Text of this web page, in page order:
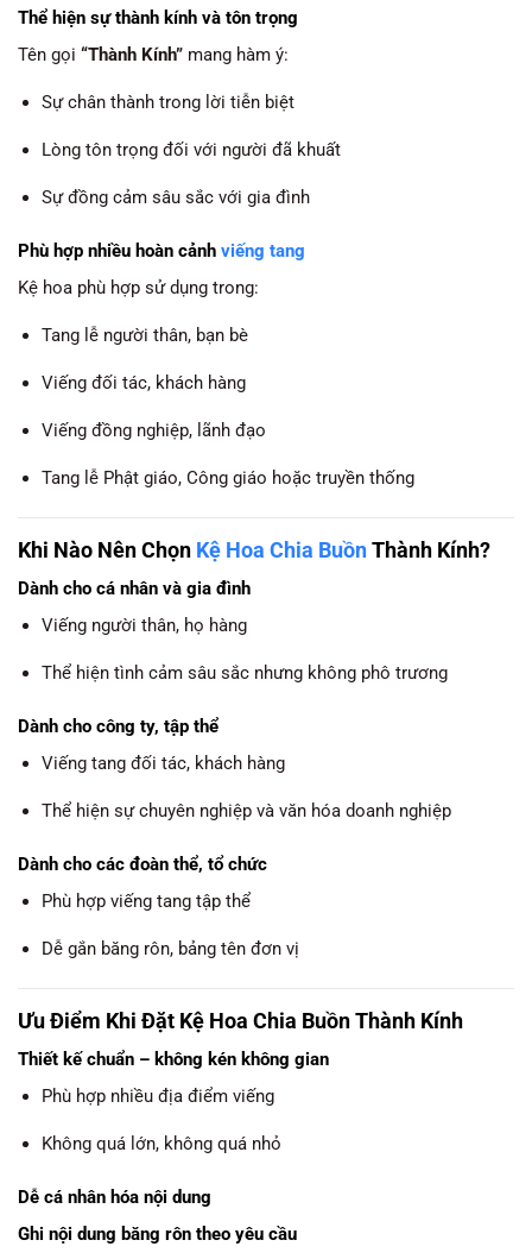
Thể hiện sự thành kính và tôn trọng
Tên gọi “Thành Kính” mang hàm ý:
Sự chân thành trong lời tiễn biệt
Lòng tôn trọng đối với người đã khuất
Sự đồng cảm sâu sắc với gia đình
Phù hợp nhiều hoàn cảnh viếng tang
Kệ hoa phù hợp sử dụng trong:
Tang lễ người thân, bạn bè
Viếng đối tác, khách hàng
Viếng đồng nghiệp, lãnh đạo
Tang lễ Phật giáo, Công giáo hoặc truyền thống
Khi Nào Nên Chọn Kệ Hoa Chia BuồnThành Kính?
Dành cho cá nhân và gia đình
Viếng người thân, họ hàng
Thể hiện tình cảm sâu sắc nhưng không phô trương
Dành cho công ty, tập thể
Viếng tang đối tác, khách hàng
Thể hiện sự chuyên nghiệp và văn hóa doanh nghiệp
Dành cho các đoàn thể, tổ chức
Phù hợp viếng tang tập thể
Dễ gắn băng rôn, bảng tên đơn vị
Ưu Điểm Khi Đặt Kệ Hoa Chia Buồn Thành Kính
Thiết kế chuẩn – không kén không gian
Phù hợp nhiều địa điểm viếng
Không quá lớn, không quá nhỏ
Dễ cá nhân hóa nội dung
Ghi nội dung băng rôn theo yêu cầu